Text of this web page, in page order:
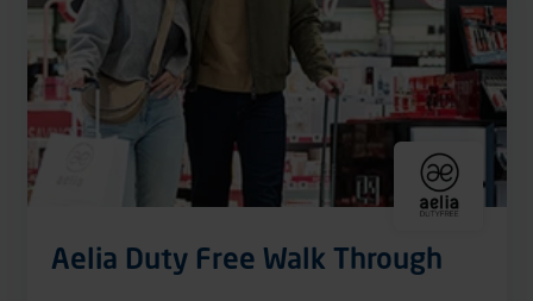
Aelia Duty Free Walk Through